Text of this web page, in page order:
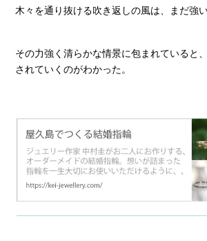
木々を通り抜ける吹き返しの風は、まだ強い
その力強く清らかな情景に包まれていると
されていくのがわかった。